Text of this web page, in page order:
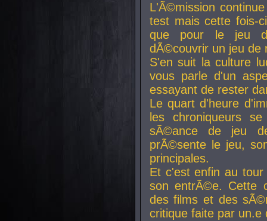
L'Ã©mission
test mais cette fois-
que pour le jeu
dÃ©couvrir un jeu de
S'en suit la culture
vous parle d'un
essayant de rester
Le quart d'heure
les chroniqueurs
sÃ©ance de jeu
prÃ©sente le jeu,
principales.
Et c'est enfin au
son entrÃ©e. Cette
des films et des
critique faite par